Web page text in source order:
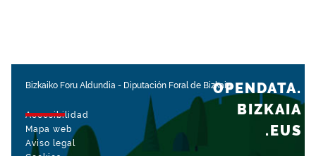
Bizkaiko Foru Aldundia - Diputación Foral de Bizkaia
Accesibilidad
Mapa web
Aviso legal
OPENDATA.
BIZKAIA
.EUS